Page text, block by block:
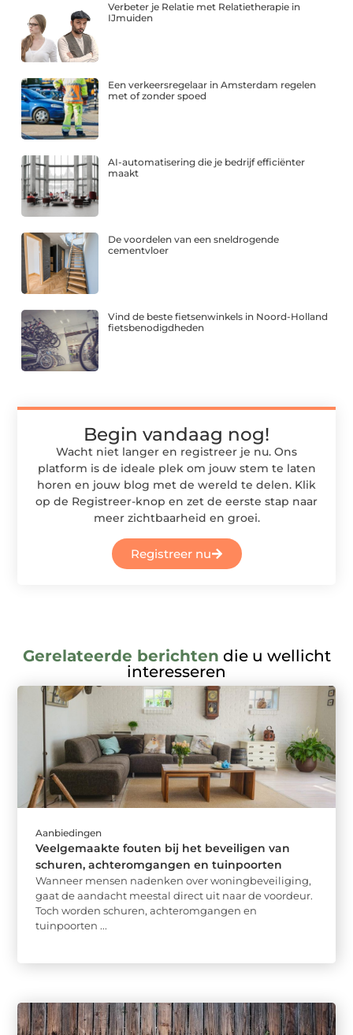
Verbeter je Relatie met Relatietherapie in
IJmuiden
Een verkeersregelaar in Amsterdam regelen
met of zonder spoed
AI-automatisering die je bedrijf efficiënter
maakt
De voordelen van een sneldrogende
cementvloer
Vind de beste fietsenwinkels in Noord-Holland
fietsbenodigdheden
Begin vandaag nog!
Wacht niet langer en registreer je nu. Ons
platform is de ideale plek om jouw stem te laten
horen en jouw blog met de wereld te delen. Klik
op de Registreer-knop en zet de eerste stap naar
meer zichtbaarheid en groei.
Registreer nu
Gerelateerde berichten die u wellicht
interesseren
Aanbiedingen
Veelgemaakte fouten bij het beveiligen van
schuren, achteromgangen en tuinpoorten
Wanneer mensen nadenken over woningbeveiliging,
gaat de aandacht meestal direct uit naar de voordeur.
Toch worden schuren, achteromgangen en
tuinpoorten ...